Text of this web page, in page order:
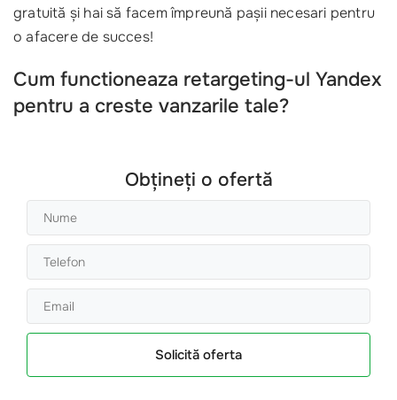
gratuită și hai să facem împreună pașii necesari pentru
o afacere de succes!
Cum functioneaza retargeting-ul Yandex
pentru a creste vanzarile tale?
Obțineți o ofertă
Solicită oferta